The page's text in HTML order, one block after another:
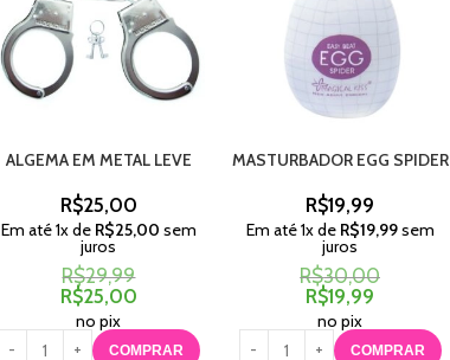
ALGEMA EM METAL LEVE
R$25,00
Em até1x de R$25,00 sem
juros
R$29,99
R$25,00
no pix
COMPRAR
MASTURBADOR EGG SPIDER
R$19,99
Em até1x de R$19,99sem
juros
R$30,00
R$19,99
no pix
COMPRAR